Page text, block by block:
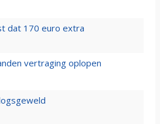
dat 170 euro extra
vertraging oplopen